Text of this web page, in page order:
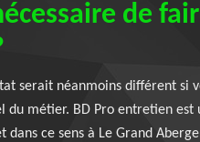
de
serait néanmoins différent si
du métier. BD Pro entretien est
ce sens à Le Grand